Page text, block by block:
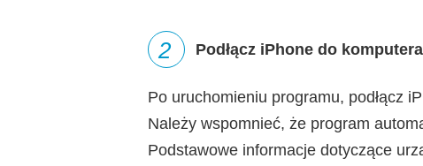
2 Podłącz iPhone do komputera
Po uruchomieniu programu, podłącz
Należy wspomnieć, że program
Podstawowe informacje dotyczące